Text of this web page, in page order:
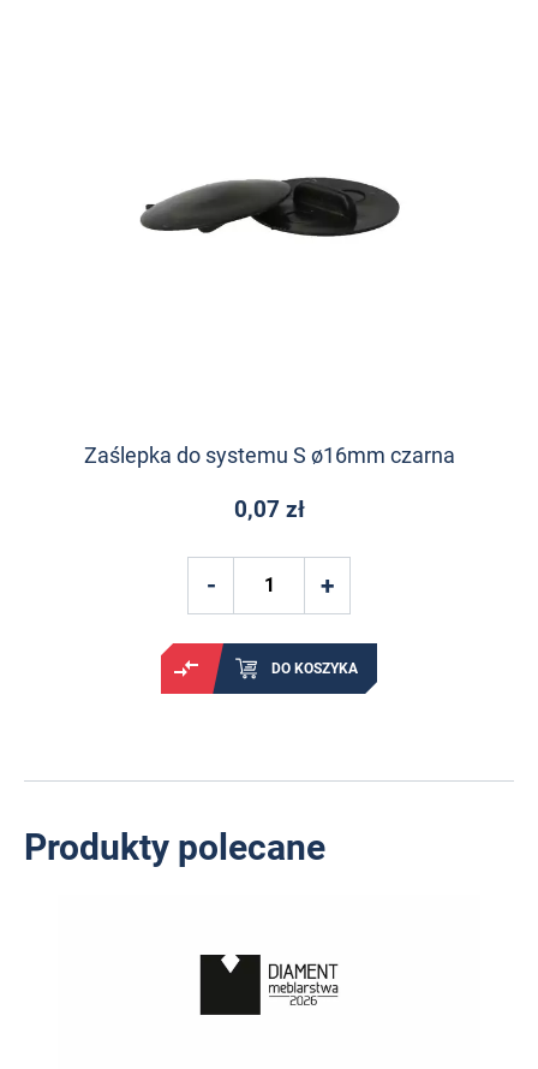
Zaślepka do systemu S ø16mm czarna
0,07 zł
DO KOSZYKA
Produkty polecane